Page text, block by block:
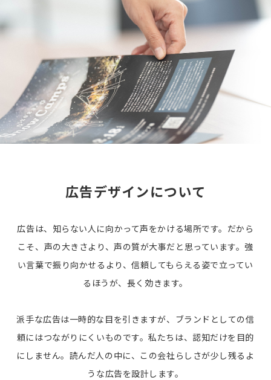
広告デザインについて
広告は、知らない人に向かって声をかける場所です。だから
こそ、声の大きさより、声の質が大事だと思っています。強
い言葉で振り向かせるより、信頼してもらえる姿で立ってい
るほうが、長く効きます。
派手な広告は一時的な目を引きますが、ブランドとしての信
頼にはつながりにくいものです。私たちは、認知だけを目的
にしません。読んだ人の中に、この会社らしさが少し残るよ
うな広告を設計します。